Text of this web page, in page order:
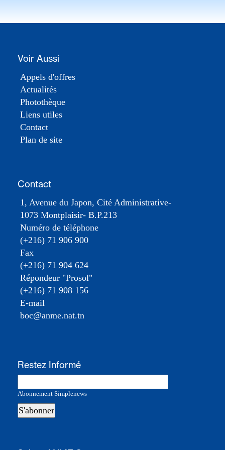
Voir Aussi
Appels d'offres
Actualités
Photothèque
Liens utiles
Contact
Plan de site
Contact
1, Avenue du Japon, Cité Administrative-
1073 Montplaisir- B.P.213
Numéro de téléphone
(+216) 71 906 900
Fax
(+216) 71 904 624
Répondeur "Prosol"
(+216) 71 908 156
E-mail
boc@anme.nat.tn
Restez Informé
Abonnement Simplenews